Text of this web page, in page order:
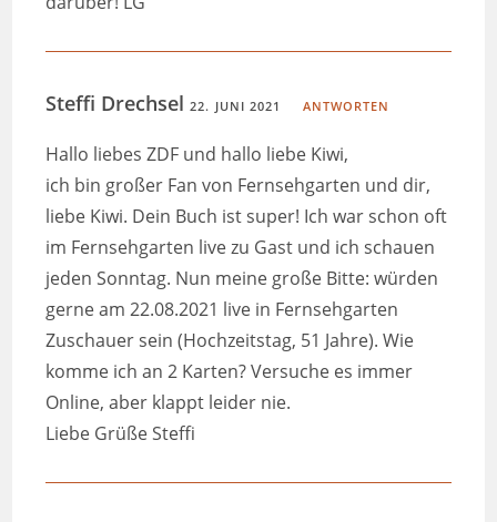
Steffi Drechsel22. JUNI 2021 ANTWORTEN
Hallo liebes ZDF und hallo liebe Kiwi,
ich bin großer Fan von Fernsehgarten und dir,
liebe Kiwi. Dein Buch ist super! Ich war schon oft
im Fernsehgarten live zu Gast und ich schauen
jeden Sonntag. Nun meine große Bitte: würden
gerne am 22.08.2021 live in Fernsehgarten
Zuschauer sein (Hochzeitstag, 51 Jahre). Wie
komme ich an 2 Karten? Versuche es immer
Online, aber klappt leider nie.
Liebe Grüße Steffi